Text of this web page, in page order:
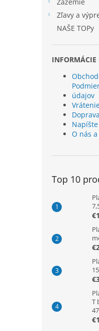
Zľavy a
NAŠE TOPy
INFORMÁCIE
údajov
O nás
Top 10
€1
T